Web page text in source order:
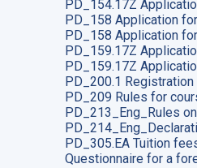
PD_154.17Z
PD_158 Application
PD_158 Application
PD_159.17Z
PD_159.17Z
PD_200.1
PD_209 Rules for
PD_213_Eng_Rules
PD_305.EA Tuition
Questionnaire for a